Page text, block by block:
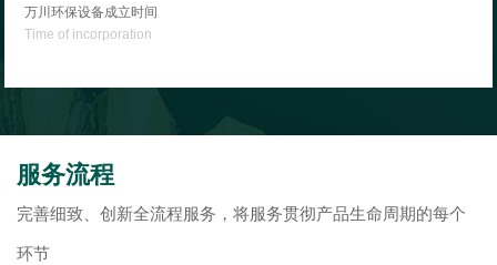
万川环保设备成立时间
Time of incorporation
服务流程
完善细致、创新全流程服务，将服务贯彻产品生命周期的每个
环节